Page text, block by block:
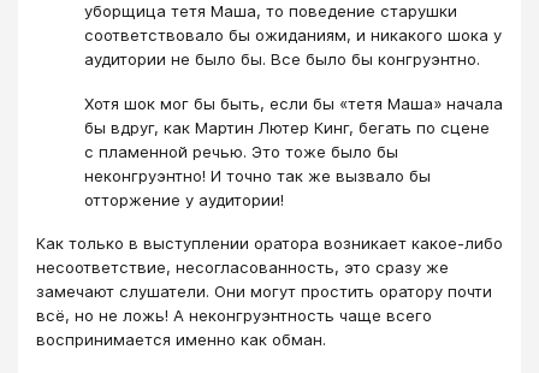
уборщица тетя Маша, то поведение старушки
соответствовало бы ожиданиям, и никакого шока у
аудитории не было бы. Все было бы конгруэнтно.
Хотя шок мог бы быть, если бы «тетя Маша» начала
бы вдруг, как Мартин Лютер Кинг, бегать по сцене
с пламенной речью. Это тоже было бы
неконгруэнтно! И точно так же вызвало бы
отторжение у аудитории!
Как только в выступлении оратора возникает какое-либо
несоответствие, несогласованность, это сразу же
замечают слушатели. Они могут простить оратору почти
всё, но не ложь! А неконгруэнтность чаще всего
воспринимается именно как обман.